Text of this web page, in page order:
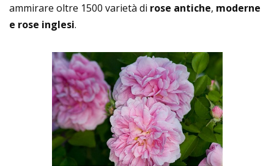
ammirare oltre 1500 varietà di rose antiche, moderne
e rose inglesi.